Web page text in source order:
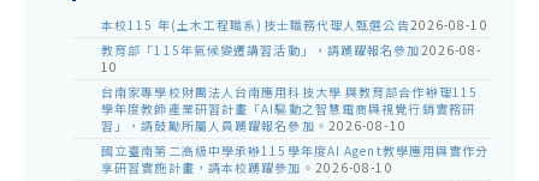
本校115 年(土木工程職系)技士職務代理人甄選公告2026-08-10
教育部「115年氣候變遷講習活動」，請踴躍報名參加2026-08-
10
台南家專學校財團法人台南應用科技大學 與教育部合作辦理115
學年度教師產業研習計畫「AI驅動之智慧電商與視覺行銷實務研
習」，請鼓勵所屬人員踴躍報名參加。 2026-08-10
國立臺南第二高級中學承辦115學年度AI Agent教學應用與實作分
享研習實施計畫，請本校踴躍參加。 2026-08-10